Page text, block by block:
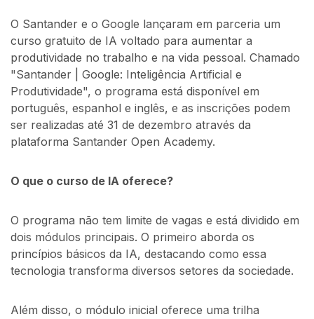
O Santander e o Google lançaram em parceria um
curso gratuito de IA voltado para aumentar a
produtividade no trabalho e na vida pessoal. Chamado
"Santander | Google: Inteligência Artificial e
Produtividade", o programa está disponível em
português, espanhol e inglês, e as inscrições podem
ser realizadas até 31 de dezembro através da
plataforma Santander Open Academy.
O que o curso de IA oferece?
O programa não tem limite de vagas e está dividido em
dois módulos principais. O primeiro aborda os
princípios básicos da IA, destacando como essa
tecnologia transforma diversos setores da sociedade.
Além disso, o módulo inicial oferece uma trilha